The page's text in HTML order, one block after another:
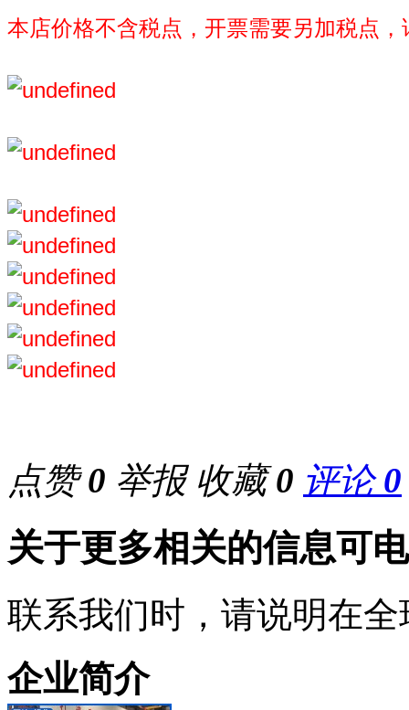
本店价格不含税点，开票需要另加税点
点赞0 举报 收藏0 评论0
关于更多相关的信息可
联系我们时，请说明在
企业简介